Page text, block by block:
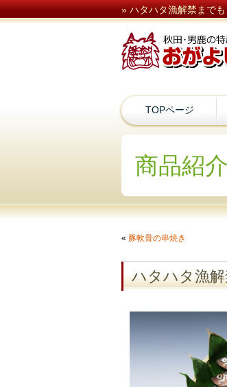
» ハタハタ漁解禁まで
TOPページ
商品紹介
« 豚軟骨の串焼き
ハタハタ漁